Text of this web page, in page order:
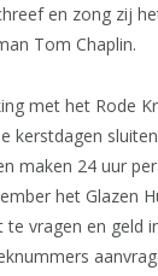
en zong zij
Tom Chaplin.
met het Rode
sluiten
maken 24 uur
het Glazen
vragen en geld